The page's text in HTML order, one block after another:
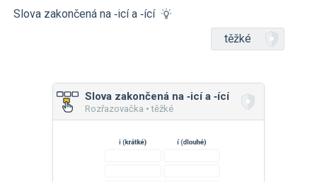
Slova zakončená na ‑icí a ‑ící
těžké
Slova zakončená na ‑icí a ‑ící
Rozřazovačka • těžké